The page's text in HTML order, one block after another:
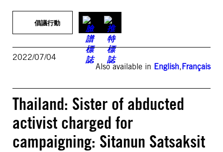
倡議行動
2022/07/04
Also available in English,Français
Thailand: Sister of abducted
activist charged for
campaigning: Sitanun Satsaksit